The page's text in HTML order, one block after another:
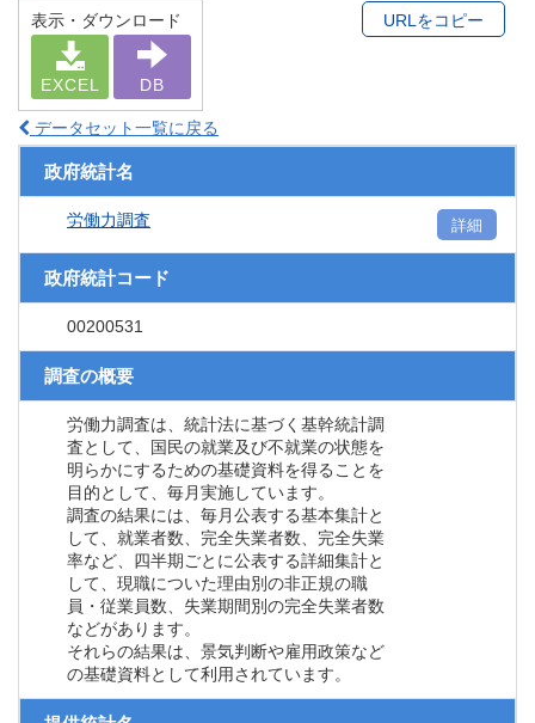
表示・ダウンロード
EXCEL DB
URLをコピー
データセット一覧に戻る
政府統計名
労働力調査 詳細
政府統計コード
00200531
調査の概要
労働力調査は、統計法に基づく基幹統計調
査として、国民の就業及び不就業の状態を
明らかにするための基礎資料を得ることを
目的として、毎月実施しています。
調査の結果には、毎月公表する基本集計と
して、就業者数、完全失業者数、完全失業
率など、四半期ごとに公表する詳細集計と
して、現職についた理由別の非正規の職
員・従業員数、失業期間別の完全失業者数
などがあります。
それらの結果は、景気判断や雇用政策など
の基礎資料として利用されています。